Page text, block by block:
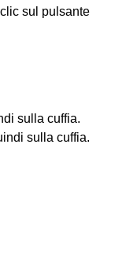
sul pulsante
sulla cuffia.
sulla cuffia.